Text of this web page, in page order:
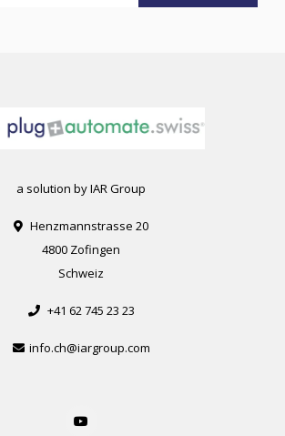
a solution by IAR Group
Henzmannstrasse 20
4800 Zofingen
Schweiz
+41 62 745 23 23
info.ch@iargroup.com